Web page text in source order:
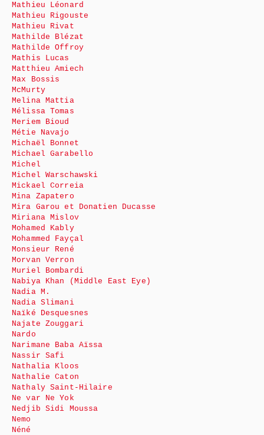
Mathieu Léonard
Mathieu Rigouste
Mathieu Rivat
Mathilde Blézat
Mathilde Offroy
Mathis Lucas
Matthieu Amiech
Max Bossis
McMurty
Melina Mattia
Mélissa Tomas
Meriem Bioud
Métie Navajo
Michaël Bonnet
Michael Garabello
Michel
Michel Warschawski
Mickael Correia
Mina Zapatero
Mira Garou et Donatien Ducasse
Miriana Mislov
Mohamed Kably
Mohammed Fayçal
Monsieur René
Morvan Verron
Muriel Bombardi
Nabiya Khan (Middle East Eye)
Nadia M.
Nadia Slimani
Naïké Desquesnes
Najate Zouggari
Nardo
Narimane Baba Aïssa
Nassir Safi
Nathalia Kloos
Nathalie Caton
Nathaly Saint-Hilaire
Ne var Ne Yok
Nedjib Sidi Moussa
Nemo
Néné